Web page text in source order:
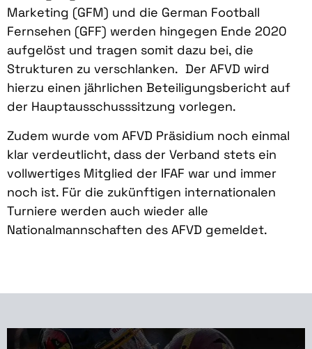
Marketing (GFM) und die German Football
Fernsehen (GFF) werden hingegen Ende 2020
aufgelöst und tragen somit dazu bei, die
Strukturen zu verschlanken. Der AFVD wird
hierzu einen jährlichen Beteiligungsbericht auf
der Hauptausschusssitzung vorlegen.
Zudem wurde vom AFVD Präsidium noch einmal
klar verdeutlicht, dass der Verband stets ein
vollwertiges Mitglied der IFAF war und immer
noch ist. Für die zukünftigen internationalen
Turniere werden auch wieder alle
Nationalmannschaften des AFVD gemeldet.